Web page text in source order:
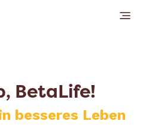
BetaLife!
besseres Leben